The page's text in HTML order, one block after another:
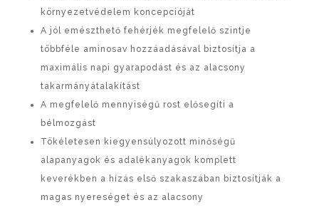
környezetvédelem koncepcióját
A jól emészthető fehérjék megfelelő szintje
többféle aminosav hozzáadásával biztosítja a
maximális napi gyarapodást és az alacsony
takarmányátalakítást
A megfelelő mennyiségű rost elősegíti a
bélmozgást
Tökéletesen kiegyensúlyozott minőségű
alapanyagok és adalékanyagok komplett
keverékben a hízás első szakaszában biztosítják a
magas nyereséget és az alacsony